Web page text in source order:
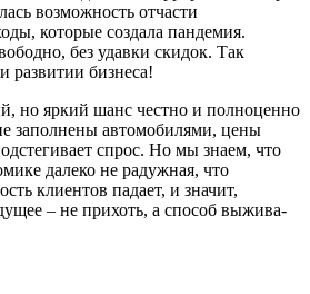
возможность отча­сти
которые создала пандемия.
без удавки скидок. Так
развитии бизнеса!
но яркий шанс честно и полноценно
заполнены автомобилями, цены
спрос. Но мы знаем, что
далеко не радужная, что
клиентов падает, и значит,
– не прихоть, а способ выжива­